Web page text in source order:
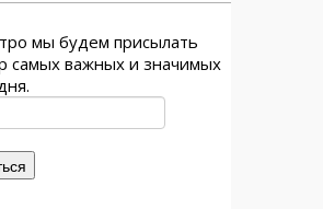
мы будем присылать
самых важных и значимых